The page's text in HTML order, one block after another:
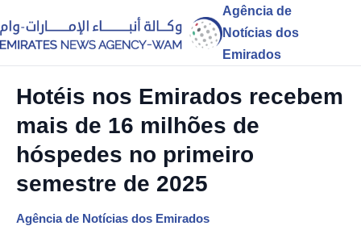
Agência de
Notícias dos
Emirados
Hotéis nos Emirados recebem
mais de 16 milhões de
hóspedes no primeiro
semestre de 2025
Agência de Notícias dos Emirados